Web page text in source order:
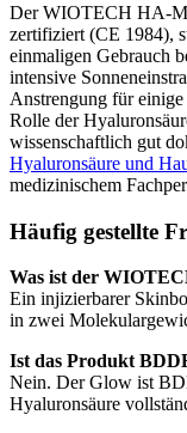
Der WIOTECH HA-
zertifiziert (CE 1984),
einmaligen Gebrauch
intensive
Anstrengung für
Rolle der
wissenschaftlich gut
Hyaluronsäure und
medizinischem
Häufig gestellte
Was ist der
Ein injizierbarer
in zwei
Ist das Produkt
Nein. Der Glow ist
Hyaluronsäure